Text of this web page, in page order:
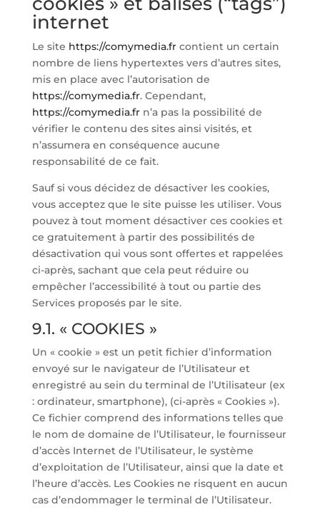
internet
Le site https://comymedia.frcontient un certain
nombre de liens hypertextes vers d’autres sites,
mis en place avec l’autorisation de
https://comymedia.fr. Cependant,
https://comymedia.frn’a pas la possibilité de
vérifier le contenu des sites ainsi visités, et
n’assumera en conséquence aucune
responsabilité de ce fait.
Sauf si vous décidez de désactiver les cookies,
vous acceptez que le site puisse les utiliser. Vous
pouvez à tout moment désactiver ces cookies et
ce gratuitement à partir des possibilités de
désactivation qui vous sont offertes et rappelées
ci-après, sachant que cela peut réduire ou
empêcher l’accessibilité à tout ou partie des
Services proposés par le site.
9.1. « COOKIES »
Un « cookie » est un petit fichier d’information
envoyé sur le navigateur de l’Utilisateur et
enregistré au sein du terminal de l’Utilisateur (ex
: ordinateur, smartphone), (ci-après « Cookies »).
Ce fichier comprend des informations telles que
le nom de domaine de l’Utilisateur, le fournisseur
d’accès Internet de l’Utilisateur, le système
d’exploitation de l’Utilisateur, ainsi que la date et
l’heure d’accès. Les Cookies ne risquent en aucun
cas d’endommager le terminal de l’Utilisateur.